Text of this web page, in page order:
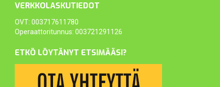
VERKKOLASKUTIEDOT
OVT: 003717611780
Operaattoritunnus: 003721291126
ETKÖ LÖYTÄNYT ETSIMÄÄSI?